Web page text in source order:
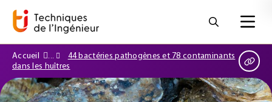
Accueil
44 bactéries pathogènes et 78 contaminants
dans les huîtres